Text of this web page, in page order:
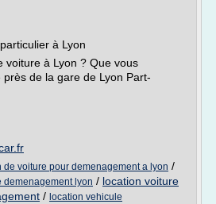
à Lyon
voiture à Lyon ? Que vous
de la gare de Lyon Part-
de voiture pour demenagement a lyon /
demenagement lyon / location voiture
/ location vehicule